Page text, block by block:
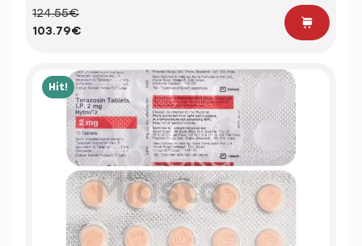
124.55€
103.79€
Hit!